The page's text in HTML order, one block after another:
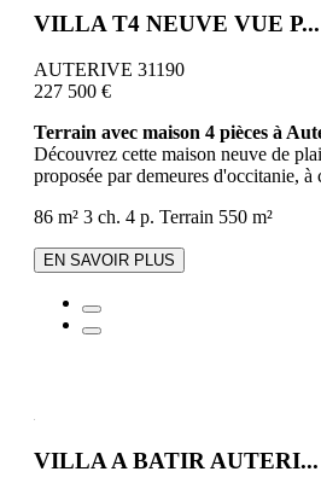
VILLA T4 NEUVE VUE P...
AUTERIVE 31190
227 500 €
Terrain avec maison 4 pièces à
Découvrez cette maison neuve de
proposée par demeures d'occitanie, à
86 m² 3 ch. 4 p. Terrain 550 m²
EN SAVOIR PLUS
VILLA A BATIR AUTERI...